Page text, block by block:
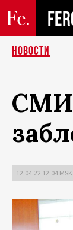
НОВОСТИ
12.04.22 12:04 MSK